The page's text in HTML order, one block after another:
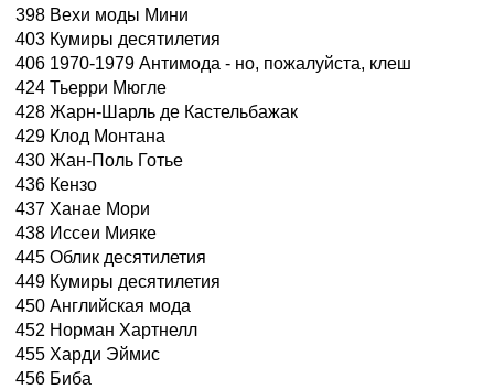
398 Вехи моды Мини
403 Кумиры десятилетия
406 1970-1979 Антимода - но, пожалуйста, клеш
424 Тьерри Мюгле
428 Жарн-Шарль де Кастельбажак
429 Клод Монтана
430 Жан-Поль Готье
436 Кензо
437 Ханае Мори
438 Иссеи Мияке
445 Облик десятилетия
449 Кумиры десятилетия
450 Английская мода
452 Норман Хартнелл
455 Харди Эймис
456 Биба